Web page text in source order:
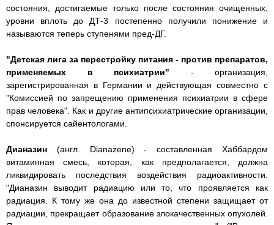
состояния, достигаемые только после состояния очищенных;
уровни вплоть до ДТ-3 постепенно получили понижение и
называются теперь ступенями пред-ДГ.
"Детская лига за перестройку питания - против препаратов,
применяемых в психиатрии" - организация,
зарегистрированная в Германии и действующая совместно с
"Комиссией по запрещению применения психиатрии в сфере
прав человека". Как и другие антипсихиатрические организации,
спонсируется сайентологами.
Дианазин (англ. Dianazene) - составленная Хаббардом
витаминная смесь, которая, как предполагается, должна
ликвидировать последствия воздействия радиоактивности.
"Дианазин выводит радиацию или то, что проявляется как
радиация. К тому же она до известной степени защищает от
радиации, прекращает образование злокачественных опухолей.